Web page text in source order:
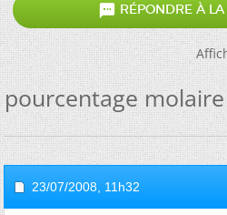
 RÉPONDRE À
pourcentage
23/07/2008, 11h32